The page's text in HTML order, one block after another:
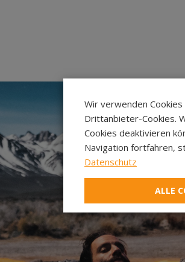
Wir verwenden
Drittanbieter-Cookies.
Cookies deaktivieren
Navigation fortfahren,
Datenschutz
ALLE